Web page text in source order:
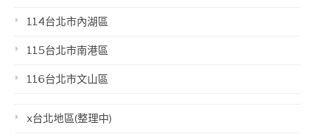
114台北市內湖區
115台北市南港區
116台北市文山區
x台北地區(整理中)